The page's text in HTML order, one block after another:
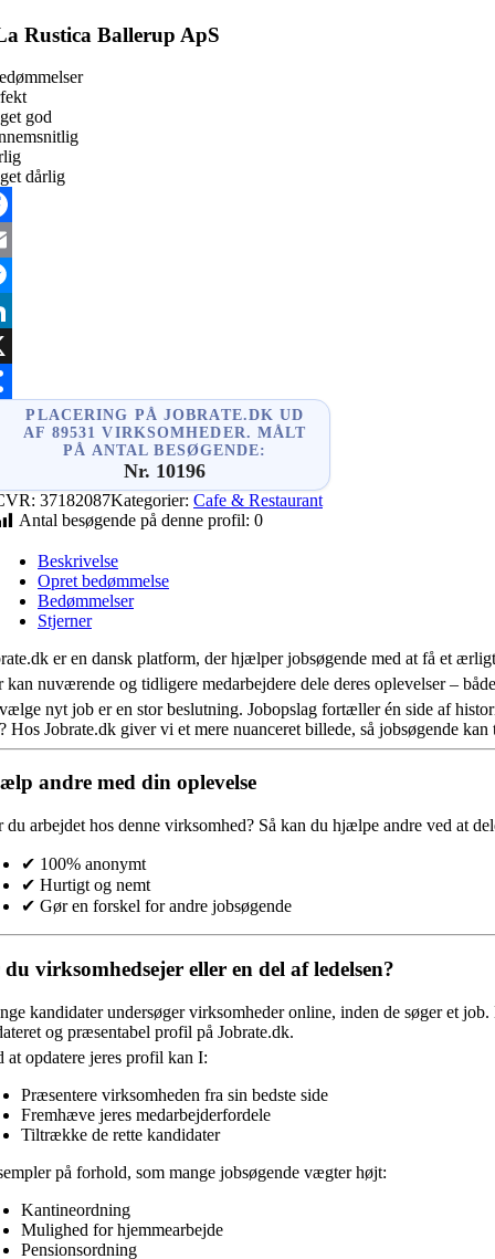
Rustica Ballerup ApS
god
dårlig
PLACERING PÅ JOBRATE.DK UD
AF 89531 VIRKSOMHEDER. MÅLT
PÅ ANTAL BESØGENDE:
Nr. 10196
37182087Kategorier: Cafe & Restaurant
Antal besøgende på denne profil: 0
Beskrivelse
Opret bedømmelse
Bedømmelser
Stjerner
er en dansk platform, der hjælper jobsøgende med at få et
kan nuværende og tidligere medarbejdere dele deres oplevelser –
nyt job er en stor beslutning. Jobopslag fortæller én side af
Hos Jobrate.dk giver vi et mere nuanceret billede, så jobsøgende
andre med din oplevelse
du arbejdet hos denne virksomhed? Så kan du hjælpe andre ved at
✔ 100% anonymt
✔ Hurtigt og nemt
✔ Gør en forskel for andre jobsøgende
virksomhedsejer eller en del af ledelsen?
kandidater undersøger virksomheder online, inden de søger et
og præsentabel profil på Jobrate.dk.
at opdatere jeres profil kan I:
Præsentere virksomheden fra sin bedste side
Fremhæve jeres medarbejderfordele
Tiltrække de rette kandidater
på forhold, som mange jobsøgende vægter højt:
Kantineordning
Mulighed for hjemmearbejde
Pensionsordning